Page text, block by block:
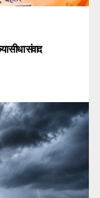
सीधा संवाद